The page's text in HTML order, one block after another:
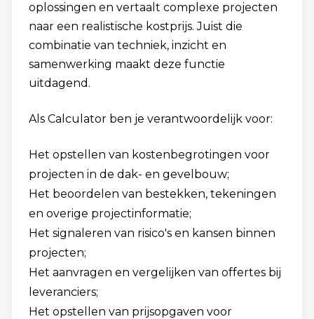
oplossingen en vertaalt complexe projecten
naar een realistische kostprijs. Juist die
combinatie van techniek, inzicht en
samenwerking maakt deze functie
uitdagend.
Als Calculator ben je verantwoordelijk voor:
Het opstellen van kostenbegrotingen voor
projecten in de dak- en gevelbouw;
Het beoordelen van bestekken, tekeningen
en overige projectinformatie;
Het signaleren van risico's en kansen binnen
projecten;
Het aanvragen en vergelijken van offertes bij
leveranciers;
Het opstellen van prijsopgaven voor